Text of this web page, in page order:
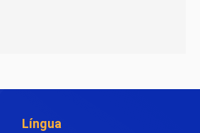
Língua